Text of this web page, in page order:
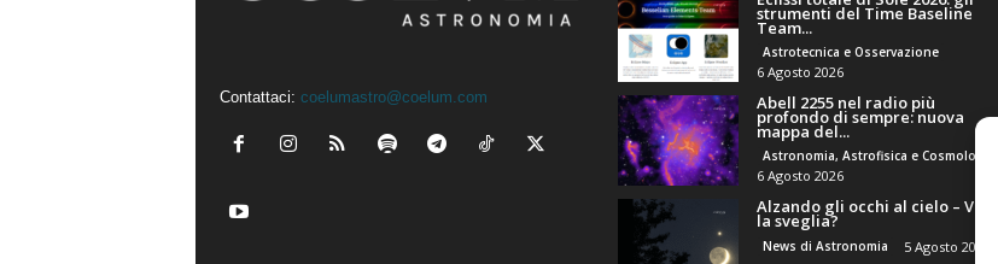
Contattaci: coelumastro@coelum.com
strumenti del Time Baseline
Team...
Astrotecnica e Osservazione
6 Agosto 2026
Abell 2255 nel radio più
profondo di sempre: nuova
mappa del...
Astronomia, Astrofisica e Cosmologia
6 Agosto 2026
Alzando gli occhi al cielo – Vale
la sveglia?
News di Astronomia 5 Agosto 2026